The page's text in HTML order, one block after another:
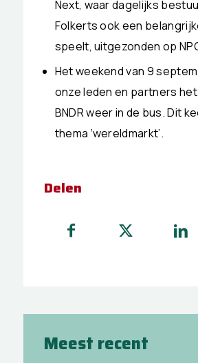
Next, waar dagelijks
Folkerts ook een
speelt, uitgezonden op
Het weekend van 9
onze leden en partners
BNDR weer in de bus. Dit
thema ‘wereldmarkt’.
Delen
Meest recent